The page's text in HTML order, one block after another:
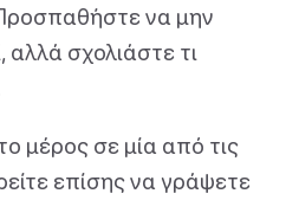
να μην
αλλά σχολιάστε τι
μέρος σε μία από τις
επίσης να γράψετε